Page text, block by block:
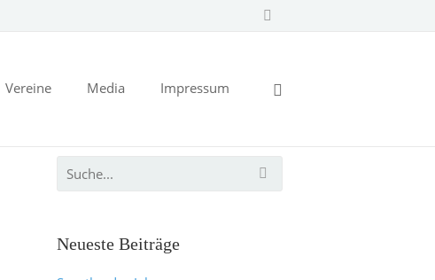
Vereine Media Impressum
Neueste Beiträge